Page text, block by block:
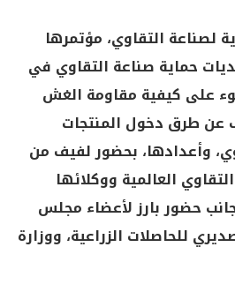
لصناعة التقاوي، مؤتمرها
حماية صناعة التقاوي في
على كيفية مقاومة الغش
عن طرق دخول المنتجات
وأعدادها، بحضور لفيف من
العالمية ووكلائها
حضور بارز لأعضاء مجلس
للحاصلات الزراعية، ووزارة